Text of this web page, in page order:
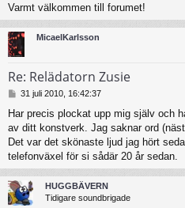
g
Varmt välkommen till forumet!
MicaelKarlsson
Re: Relädatorn Zusie
l
ä
g
g
31 juli 2010, 16:42:37
Har precis plockat upp mig själv och
av ditt konstverk. Jag saknar ord
Det var det skönaste ljud jag hört
telefonväxel för si sådär 20 år sedan.
HUGGBÄVERN
Tidigare soundbrigade